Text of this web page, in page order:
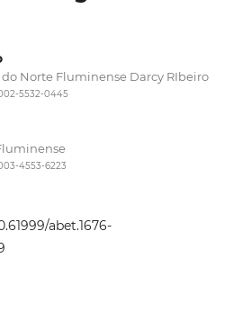
Norte Fluminense Darcy RIbeiro
5532-0445
4553-6223
abet.1676-